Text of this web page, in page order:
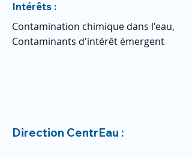
Intérêts :
Contamination chimique dans l'eau,
Contaminants d'intérêt émergent
Direction CentrEau :